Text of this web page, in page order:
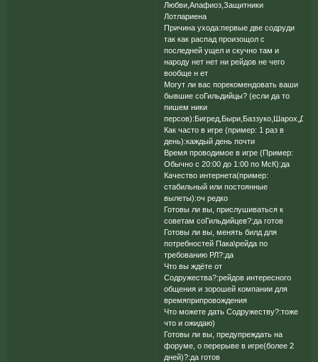
Любви,Апафиоз,Защитники
Лотлариена
Причина ухода:первые две содруди
так как распад произощол с
последней ущел и скучно там и
народу нет нет ни рейдов не чего
вообще н ет
Могут ли вас порекомендовать ваши
бывшие соГильдийцы? (если да то
пишем ники
Как часто в игре (пример: 1 раз в
день):каждый день почти
Время проводимое в игре (Пример:
Обычно с 20:00 до 1:00 по МсК):да
Качество интернета(пример:
стабильный или постоянные
вылеты):оч редко
Готовы ли вы, прислушиваться к
советам соГильдийцев?:да готов
Готовы ли вы, менять билд для
потребностей Пака\рейда по
требованию РЛ?:да
Что вы ждёте от
Содружества?:рейдов интересного
общения и зорошей компании для
времяприпровождения
Что можете дать Содружеству?:тоже
что и ожидаю)
Готовы ли вы, предупреждать на
форуме, о перерыве в игре(более 2
дней)?:да готов